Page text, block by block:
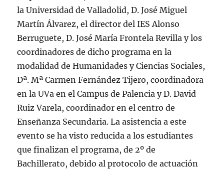
la Universidad de Valladolid, D. José Miguel
Martín Álvarez, el director del IES Alonso
Berruguete, D. José María Frontela Revilla y los
coordinadores de dicho programa en la
modalidad de Humanidades y Ciencias Sociales,
Dª. Mª Carmen Fernández Tijero, coordinadora
en la UVa en el Campus de Palencia y D. David
Ruiz Varela, coordinador en el centro de
Enseñanza Secundaria. La asistencia a este
evento se ha visto reducida a los estudiantes
que finalizan el programa, de 2º de
Bachillerato, debido al protocolo de actuación